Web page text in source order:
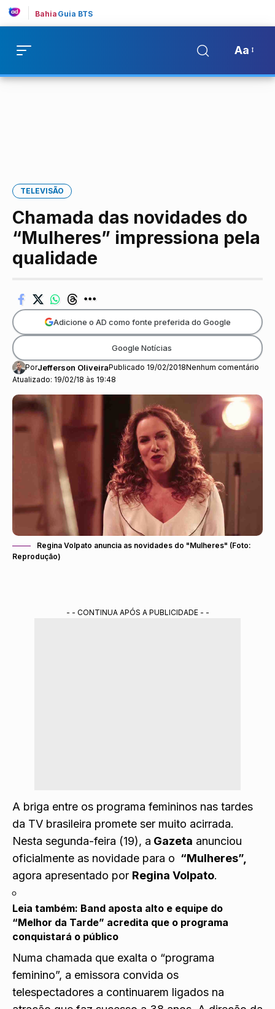
Bahia Guia BTS
Aa
TELEVISÃO
Chamada das novidades do
“Mulheres” impressiona pela
qualidade
Atualizado: 19/02/18 às 19:48
PorJefferson OliveiraPublicado 19/02/2018Nenhum comentário
Adicione o AD como fonte preferida do Google
Google Notícias
Regina Volpato anuncia as novidades do "Mulheres" (Foto:
Reprodução)
- - CONTINUA APÓS A PUBLICIDADE - -
A briga entre os programa femininos nas tardes
da TV brasileira promete ser muito acirrada.
Nesta segunda-feira (19), a Gazeta anunciou
oficialmente as novidade para o “Mulheres”,
agora apresentado por Regina Volpato.
Leia também: Band aposta alto e equipe do
“Melhor da Tarde” acredita que o programa
conquistará o público
Numa chamada que exalta o “programa
feminino”, a emissora convida os
telespectadores a continuarem ligados na